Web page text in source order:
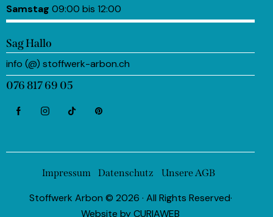
Samstag 09:00 bis 12:00
Sag Hallo
info (@) stoffwerk-arbon.ch
076 817 69 05
Impressum Datenschutz Unsere AGB
Stoffwerk Arbon © 2026 · All Rights Reserved·
Website byCURIAWEB